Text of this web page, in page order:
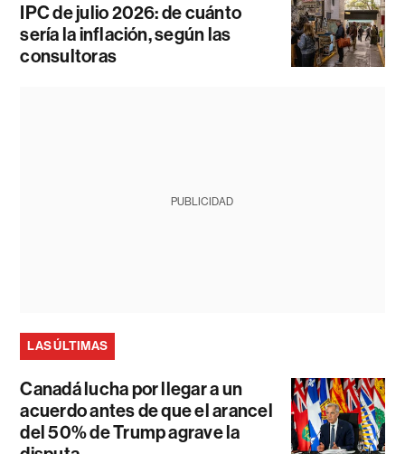
IPC de julio 2026: de cuánto
sería la inflación, según las
consultoras
PUBLICIDAD
LAS ÚLTIMAS
Canadá lucha por llegar a un
acuerdo antes de que el arancel
del 50% de Trump agrave la